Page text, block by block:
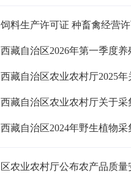
饲料生产许可证 种畜禽经营
西藏自治区2026年第一季度
西藏自治区农业农村厅2025
西藏自治区农业农村厅关于
西藏自治区2024年野生植物
区农业农村厅公布农产品质量